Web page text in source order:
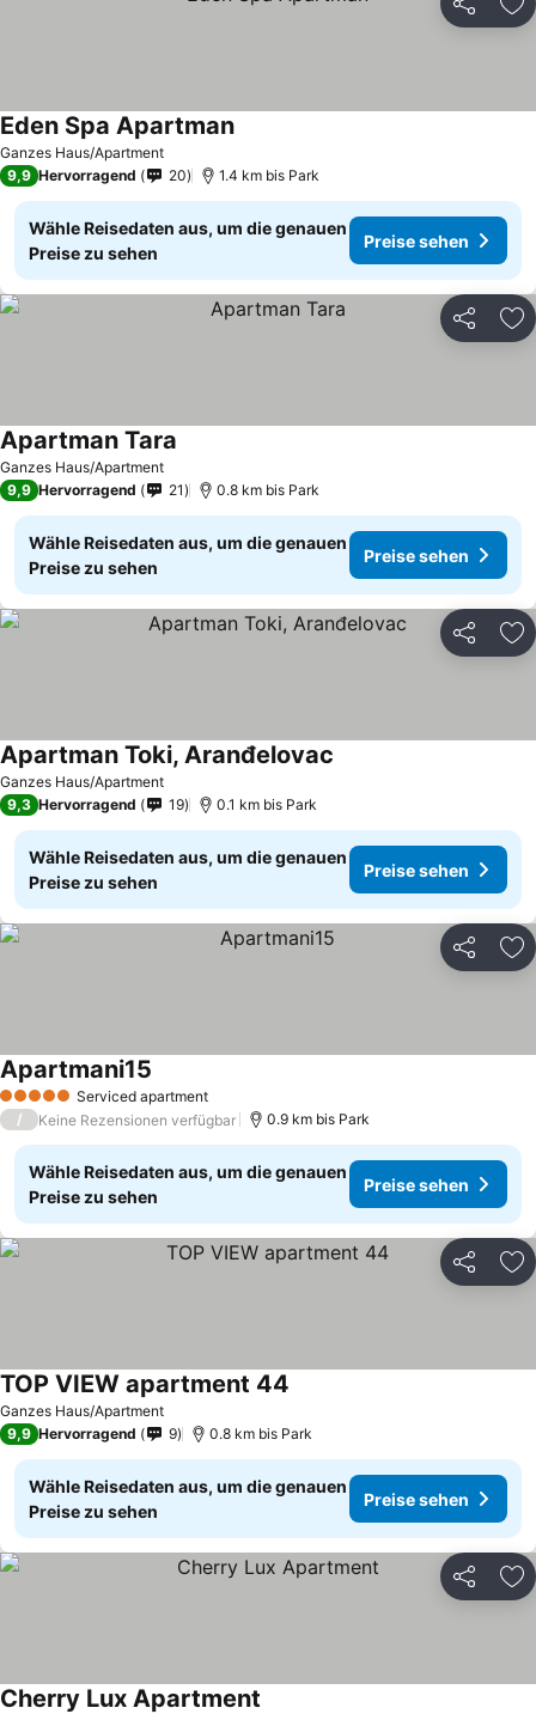
Teilen
Ganzes Haus/Apartment
Eden Spa ApartmanPreise sehen
9,9 Hervorragend 20 1.4 km bis Park
Wähle Reisedaten aus, um die genauen
Preise zu sehen
Preise sehen
Teilen
Ganzes Haus/Apartment
Apartman Tara
9,9 Hervorragend 21 0.8 km bis Park
Wähle Reisedaten aus, um die genauen
Preise zu sehen
Preise sehen
Teilen
Ganzes Haus/Apartment
Apartman Toki, Aranđelovac
9,3 Hervorragend 19 0.1 km bis Park
Wähle Reisedaten aus, um die genauen
Preise zu sehen
Preise sehen
Teilen
5 Sterne Serviced apartment
Apartmani15
/ Keine Rezensionen verfügbar 0.9 km bis Park
Wähle Reisedaten aus, um die genauen
Preise zu sehen
Preise sehen
Teilen
Ganzes Haus/Apartment
TOP VIEW apartment 44
9,9 Hervorragend 9 0.8 km bis Park
Wähle Reisedaten aus, um die genauen
Preise zu sehen
Preise sehen
Teilen
Cherry Lux Apartment